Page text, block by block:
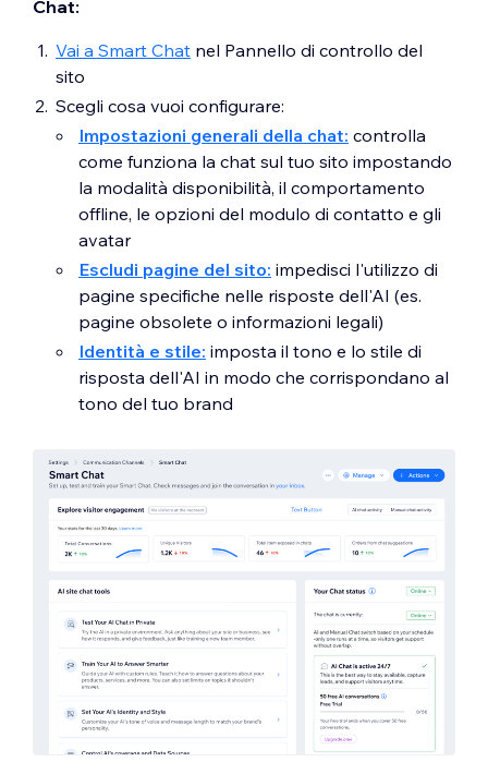
Chat:
Vai a Smart Chat nel Pannello di controllo del
sito
Scegli cosa vuoi configurare:
Impostazioni generali della chat: controlla
come funziona la chat sul tuo sito impostando
la modalità disponibilità, il comportamento
offline, le opzioni del modulo di contatto e gli
avatar
Escludi pagine del sito: impedisci l'utilizzo di
pagine specifiche nelle risposte dell'AI (es.
pagine obsolete o informazioni legali)
Identità e stile: imposta il tono e lo stile di
risposta dell'AI in modo che corrispondano al
tono del tuo brand